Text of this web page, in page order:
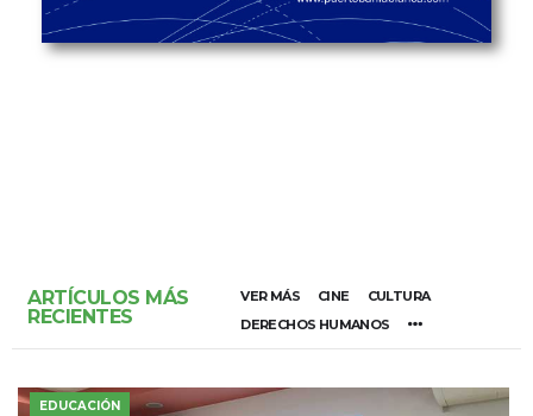
ARTÍCULOS MÁS
RECIENTES
VER MÁS CINE
CULTURA
DERECHOS HUMANOS
EDUCACIÓN